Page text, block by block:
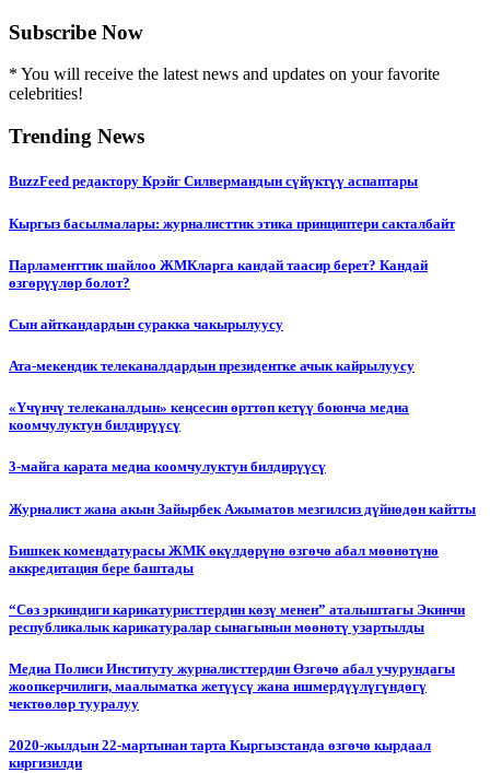
Subscribe Now
* You will receive the latest news and updates on your favorite
celebrities!
Trending News
BuzzFeed редактору Крэйг Силвермандын сүйүктүү аспаптары
Кыргыз басылмалары: журналисттик этика принциптери сакталбайт
Парламенттик шайлоо ЖМКларга кандай таасир берет? Кандай
өзгөрүүлөр болот?
Сын айткандардын суракка чакырылуусу
Ата-мекендик телеканалдардын президентке ачык кайрылуусу
«Үчүнчү телеканалдын» кеңсесин өрттөп кетүү боюнча медиа
коомчулуктун билдирүүсү
3-майга карата медиа коомчулуктун билдирүүсү
Журналист жана акын Зайырбек Ажыматов мезгилсиз дүйнөдөн кайтты
Бишкек комендатурасы ЖМК өкүлдөрүнө өзгөчө абал мөөнөтүнө
аккредитация бере баштады
“Сөз эркиндиги карикатуристтердин көзү менен” аталыштагы Экинчи
республикалык карикатуралар сынагынын мөөнөтү узартылды
Медиа Полиси Институту журналисттердин Өзгөчө абал учурундагы
жоопкерчилиги, маалыматка жетүүсү жана ишмердүүлүгүндөгү
чектөөлөр тууралуу
2020-жылдын 22-мартынан тарта Кыргызстанда өзгөчө кырдаал
киргизилди